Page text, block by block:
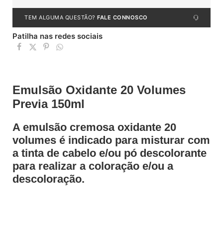
TEM ALGUMA QUESTÃO? FALE CONNOSCO
Patilha nas redes sociais
Emulsão Oxidante 20 Volumes
Previa 150ml
A emulsão cremosa oxidante 20
volumes é indicado para misturar com
a tinta de cabelo e/ou pó descolorante
para realizar a coloração e/ou a
descoloração.